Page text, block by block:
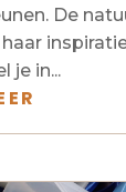
De
je in...